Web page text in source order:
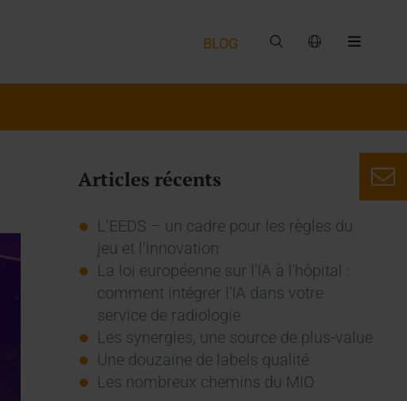
BLOG
Articles récents
L’EEDS – un cadre pour les règles du
jeu et l’innovation
La loi européenne sur l'IA à l'hôpital :
comment intégrer l'IA dans votre
service de radiologie
Les synergies, une source de plus-value
Une douzaine de labels qualité
Les nombreux chemins du MIO